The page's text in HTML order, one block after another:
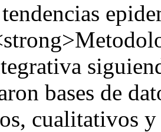
bases de
cualitativos